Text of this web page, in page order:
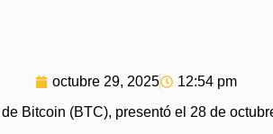
octubre 29, 2025
12:54 pm
Bitcoin (BTC), presentó el 28 de